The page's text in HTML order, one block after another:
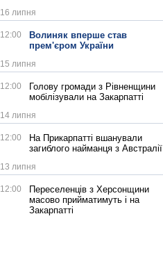
16 липня
12:00
Волиняк вперше став
прем'єром України
15 липня
12:00
Голову громади з Рівненщини
мобілізували на Закарпатті
14 липня
12:00
На Прикарпатті вшанували
загиблого найманця з Австралії
13 липня
12:00
Переселенців з Херсонщини
масово прийматимуть і на
Закарпатті